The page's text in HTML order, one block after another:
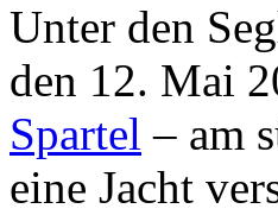
Unter den
den 12. Mai
Spartel – am
eine Jacht